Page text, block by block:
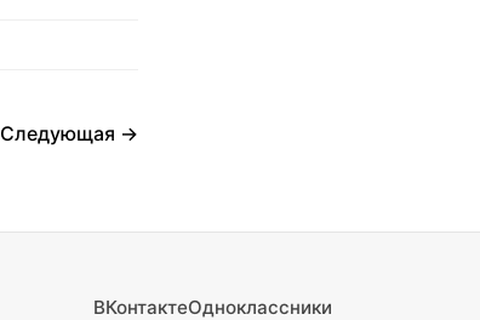
Следующая →
ВКонтактеОдноклассники